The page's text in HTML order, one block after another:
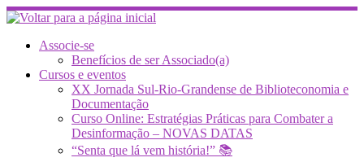
Skip
to
contentAssocie-se
Benefícios de ser Associado(a)
Cursos e eventos
XX Jornada Sul-Rio-Grandense de Biblioteconomia e
Documentação
Curso Online: Estratégias Práticas para Combater a
Desinformação – NOVAS DATAS
“Senta que lá vem história!” 📚